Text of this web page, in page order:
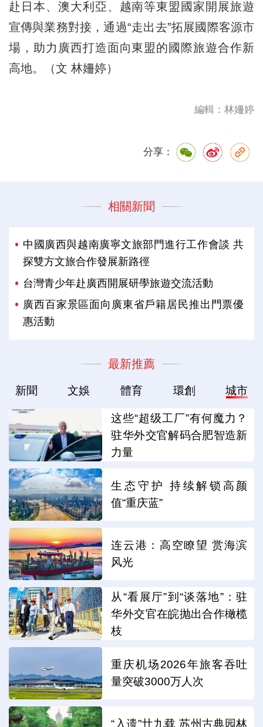
赴日本、澳大利亞、越南等東盟國家開展旅遊
宣傳與業務對接，通過“走出去”拓展國際客源市
場，助力廣西打造面向東盟的國際旅遊合作新
高地。（文 林姍婷）
編輯：林姍婷
分享：
相關新聞
中國廣西與越南廣寧文旅部門進行工作會談 共
探雙方文旅合作發展新路徑
台灣青少年赴廣西開展研學旅遊交流活動
廣西百家景區面向廣東省戶籍居民推出門票優
惠活動
最新推薦
新聞 文娛 體育 環創 城市
这些“超级工厂”有何魔力？
驻华外交官解码合肥智造新
力量
生态守护 持续解锁高颜
值“重庆蓝”
连云港：高空瞭望 赏海滨
风光
从“看展厅”到“谈落地”：驻
华外交官在皖抛出合作橄榄
枝
重庆机场2026年旅客吞吐
量突破3000万人次
“入遗”廿九载 苏州古典园林